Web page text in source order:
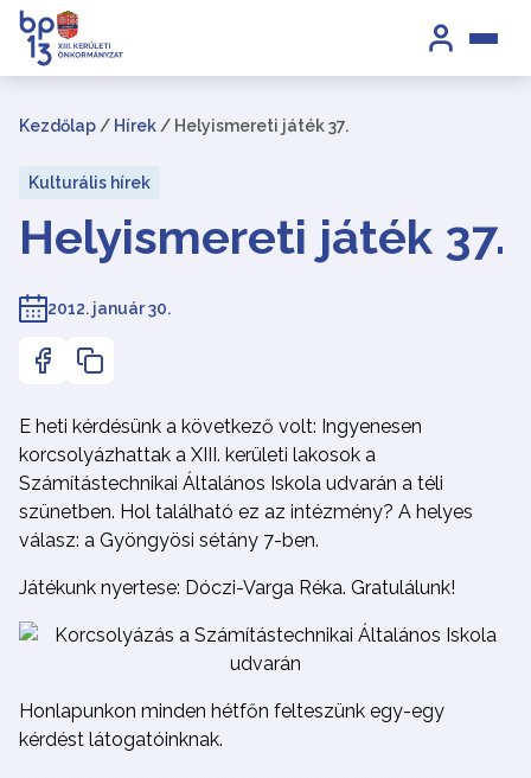
Kezdőlap / Hírek / Helyismereti játék 37.
Kulturális hírek
Helyismereti játék 37.
2012. január 30.
E heti kérdésünk a következő volt: Ingyenesen
korcsolyázhattak a XIII. kerületi lakosok a
Számítástechnikai Általános Iskola udvarán a téli
szünetben. Hol található ez az intézmény? A helyes
válasz: a Gyöngyösi sétány 7-ben.
Játékunk nyertese: Dóczi-Varga Réka. Gratulálunk!
Honlapunkon minden hétfőn felteszünk egy-egy
kérdést látogatóinknak.